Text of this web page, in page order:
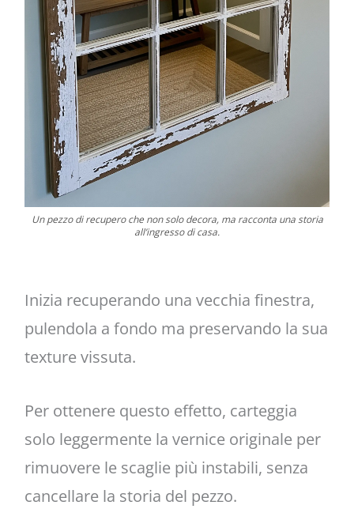
Un pezzo di recupero che non solo decora, ma racconta una storia
all’ingresso di casa.
Inizia recuperando una vecchia finestra,
pulendola a fondo ma preservando la sua
texture vissuta.
Per ottenere questo effetto, carteggia
solo leggermente la vernice originale per
rimuovere le scaglie più instabili, senza
cancellare la storia del pezzo.